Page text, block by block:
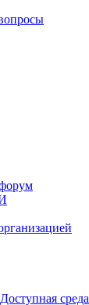
среда